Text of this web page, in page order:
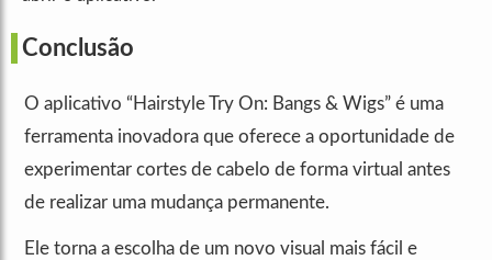
Conclusão
O aplicativo “Hairstyle Try On: Bangs & Wigs” é uma
ferramenta inovadora que oferece a oportunidade de
experimentar cortes de cabelo de forma virtual antes
de realizar uma mudança permanente.
Ele torna a escolha de um novo visual mais fácil e